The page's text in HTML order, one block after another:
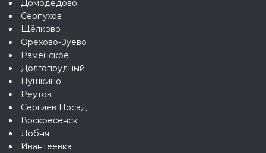
Домодедово
Серпухов
Щёлково
Орехово-Зуево
Раменское
Долгопрудный
Пушкино
Реутов
Сергиев Посад
Воскресенск
Лобня
Ивантеевка